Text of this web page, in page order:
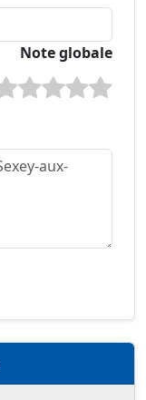
Note globale